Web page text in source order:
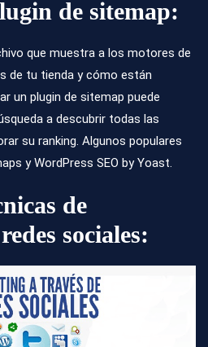
de sitemap:
que muestra a los motores de
de tu tienda y cómo están
un plugin de sitemap puede
a descubrir todas las
su ranking. Algunos populares
y WordPress SEO by Yoast.
de
sociales: